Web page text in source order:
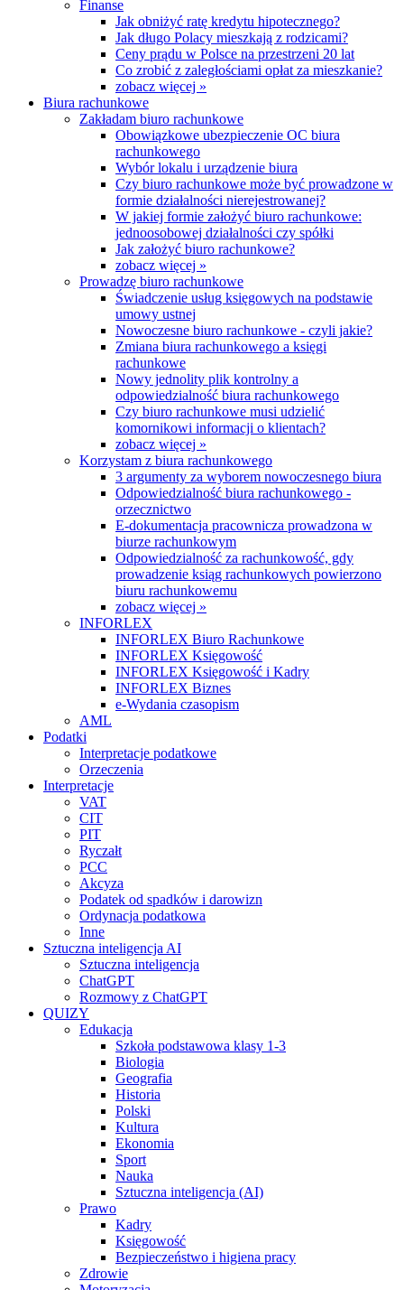
Finanse
Jak obniżyć ratę kredytu hipotecznego?
Jak długo Polacy mieszkają z rodzicami?
Ceny prądu w Polsce na przestrzeni 20 lat
Co zrobić z zaległościami opłat za mieszkanie?
zobacz więcej »
Biura rachunkowe
Zakładam biuro rachunkowe
Obowiązkowe ubezpieczenie OC biura
rachunkowego
Wybór lokalu i urządzenie biura
Czy biuro rachunkowe może być prowadzone w
formie działalności nierejestrowanej?
W jakiej formie założyć biuro rachunkowe:
jednoosobowej działalności czy spółki
Jak założyć biuro rachunkowe?
zobacz więcej »
Prowadzę biuro rachunkowe
Świadczenie usług księgowych na podstawie
umowy ustnej
Nowoczesne biuro rachunkowe - czyli jakie?
Zmiana biura rachunkowego a księgi
rachunkowe
Nowy jednolity plik kontrolny a
odpowiedzialność biura rachunkowego
Czy biuro rachunkowe musi udzielić
komornikowi informacji o klientach?
zobacz więcej »
Korzystam z biura rachunkowego
3 argumenty za wyborem nowoczesnego biura
Odpowiedzialność biura rachunkowego -
orzecznictwo
E-dokumentacja pracownicza prowadzona w
biurze rachunkowym
Odpowiedzialność za rachunkowość, gdy
prowadzenie ksiąg rachunkowych powierzono
biuru rachunkowemu
zobacz więcej »
INFORLEX
INFORLEX Biuro Rachunkowe
INFORLEX Księgowość
INFORLEX Księgowość i Kadry
INFORLEX Biznes
e-Wydania czasopism
AML
Podatki
Interpretacje podatkowe
Orzeczenia
Interpretacje
VAT
CIT
PIT
Ryczałt
PCC
Akcyza
Podatek od spadków i darowizn
Ordynacja podatkowa
Inne
Sztuczna inteligencja AI
Sztuczna inteligencja
ChatGPT
Rozmowy z ChatGPT
QUIZY
Edukacja
Szkoła podstawowa klasy 1-3
Biologia
Geografia
Historia
Polski
Kultura
Ekonomia
Sport
Nauka
Sztuczna inteligencja (AI)
Prawo
Kadry
Księgowość
Bezpieczeństwo i higiena pracy
Zdrowie